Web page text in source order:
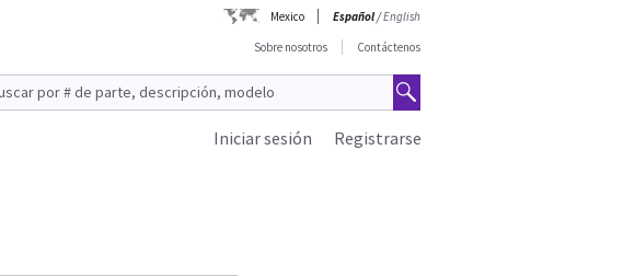
Mexico Español/English
Sobre nosotros
Contáctenos
Registrarse
Iniciar sesión